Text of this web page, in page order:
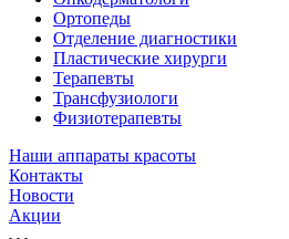
Ортопеды
Отделение диагностики
Пластические хирурги
Терапевты
Трансфузиологи
Физиотерапевты
Наши аппараты красоты
Контакты
Новости
Акции